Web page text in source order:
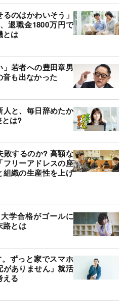
のはかわいそう」
退職金1800万円で
とは
」若者への豊田章男
も出なかった
人と、毎日辞めたか
は?
敗するのか? 高額な
リーアドレスの座
組織の生産性を上げ
学合格がゴールに
路とは
。ずっと家でスマホ
がありません」就活
える